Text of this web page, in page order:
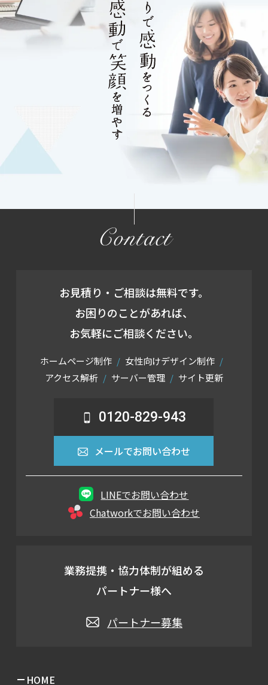
Contact
お見積り・ご相談は無料です。
お困りのことがあれば、
お気軽にご相談ください。
ホームページ制作
女性向けデザイン制作
アクセス解析
サーバー管理 サイト更新
0120-829-943
メールでお問い合わせ
LINEでお問い合わせ
Chatworkでお問い合わせ
業務提携・協力体制が組める
パートナー様へ
パートナー募集
HOME